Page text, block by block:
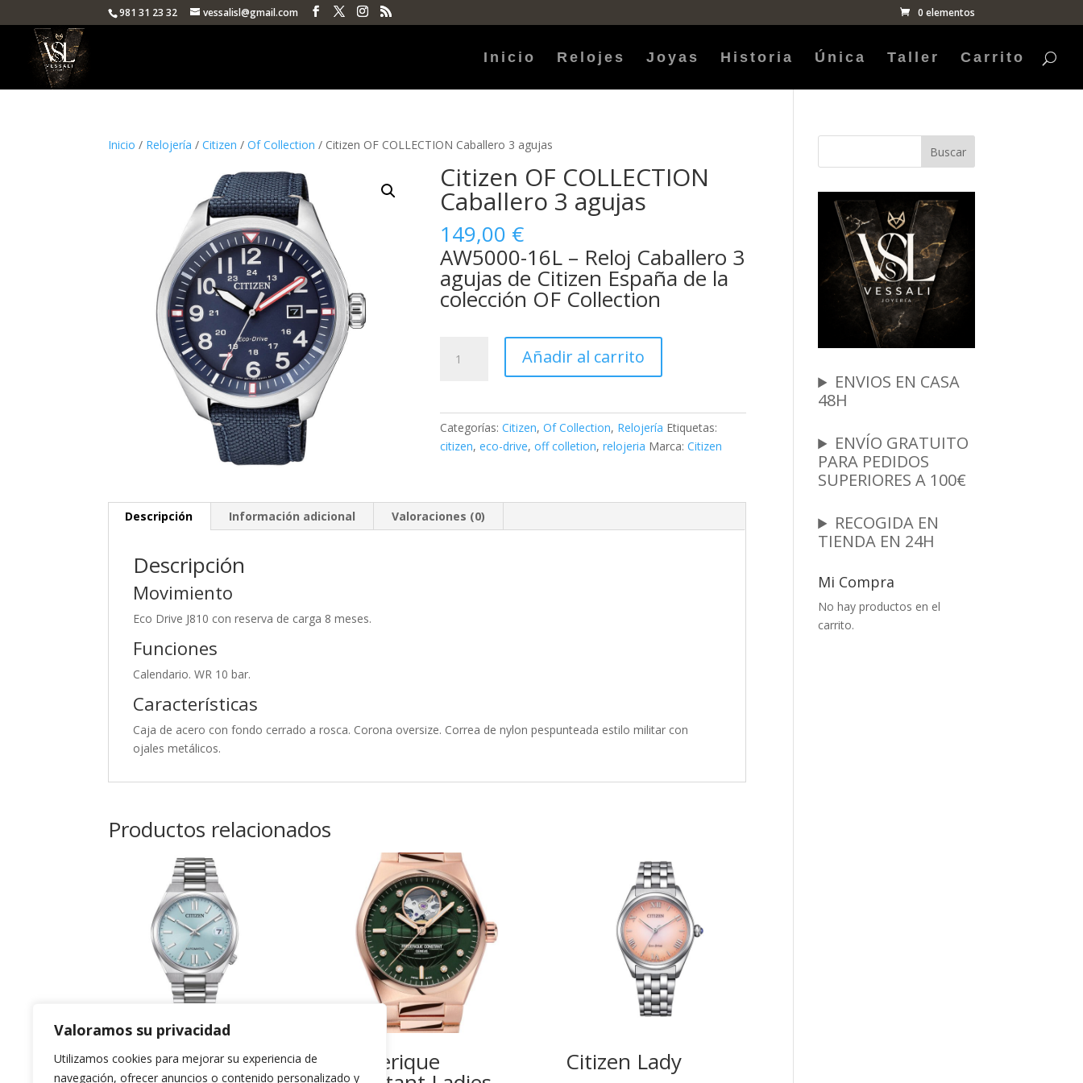
Valoramos su privacidad
Utilizamos cookies para mejorar su experiencia de
navegación, ofrecer anuncios o contenido personalizado y
981 31 23 32 vessalisl@gmail.com 0 elementos
Inicio Relojes Joyas Historia Única Taller Carrito
Inicio / Relojería /Citizen /Of Collection / Citizen OF COLLECTION Caballero 3 agujas
Citizen OF COLLECTION
Caballero 3 agujas
149,00 €
AW5000-16L – Reloj Caballero 3
agujas de Citizen España de la
colección OF Collection
COLLECTION
agujas
cantidad
Añadir al carrito
Categorías:Citizen,Of Collection, Relojería Etiquetas:
citizen,eco-drive,off colletion,relojeria Marca:Citizen
Descripción Información adicional Valoraciones (0)
Descripción
Movimiento
Eco Drive J810 con reserva de carga 8 meses.
Funciones
Calendario. WR 10 bar.
Características
Caja de acero con fondo cerrado a rosca. Corona oversize. Correa de nylon pespunteada estilo militar con
ojales metálicos.
Productos relacionados
Tsuyosa 37mm Frederique Citizen Lady
Buscar
ENVIOS EN CASA
48H
ENVÍO GRATUITO
PARA PEDIDOS
SUPERIORES A 100€
RECOGIDA EN
TIENDA EN 24H
Mi Compra
No hay productos en el
carrito.